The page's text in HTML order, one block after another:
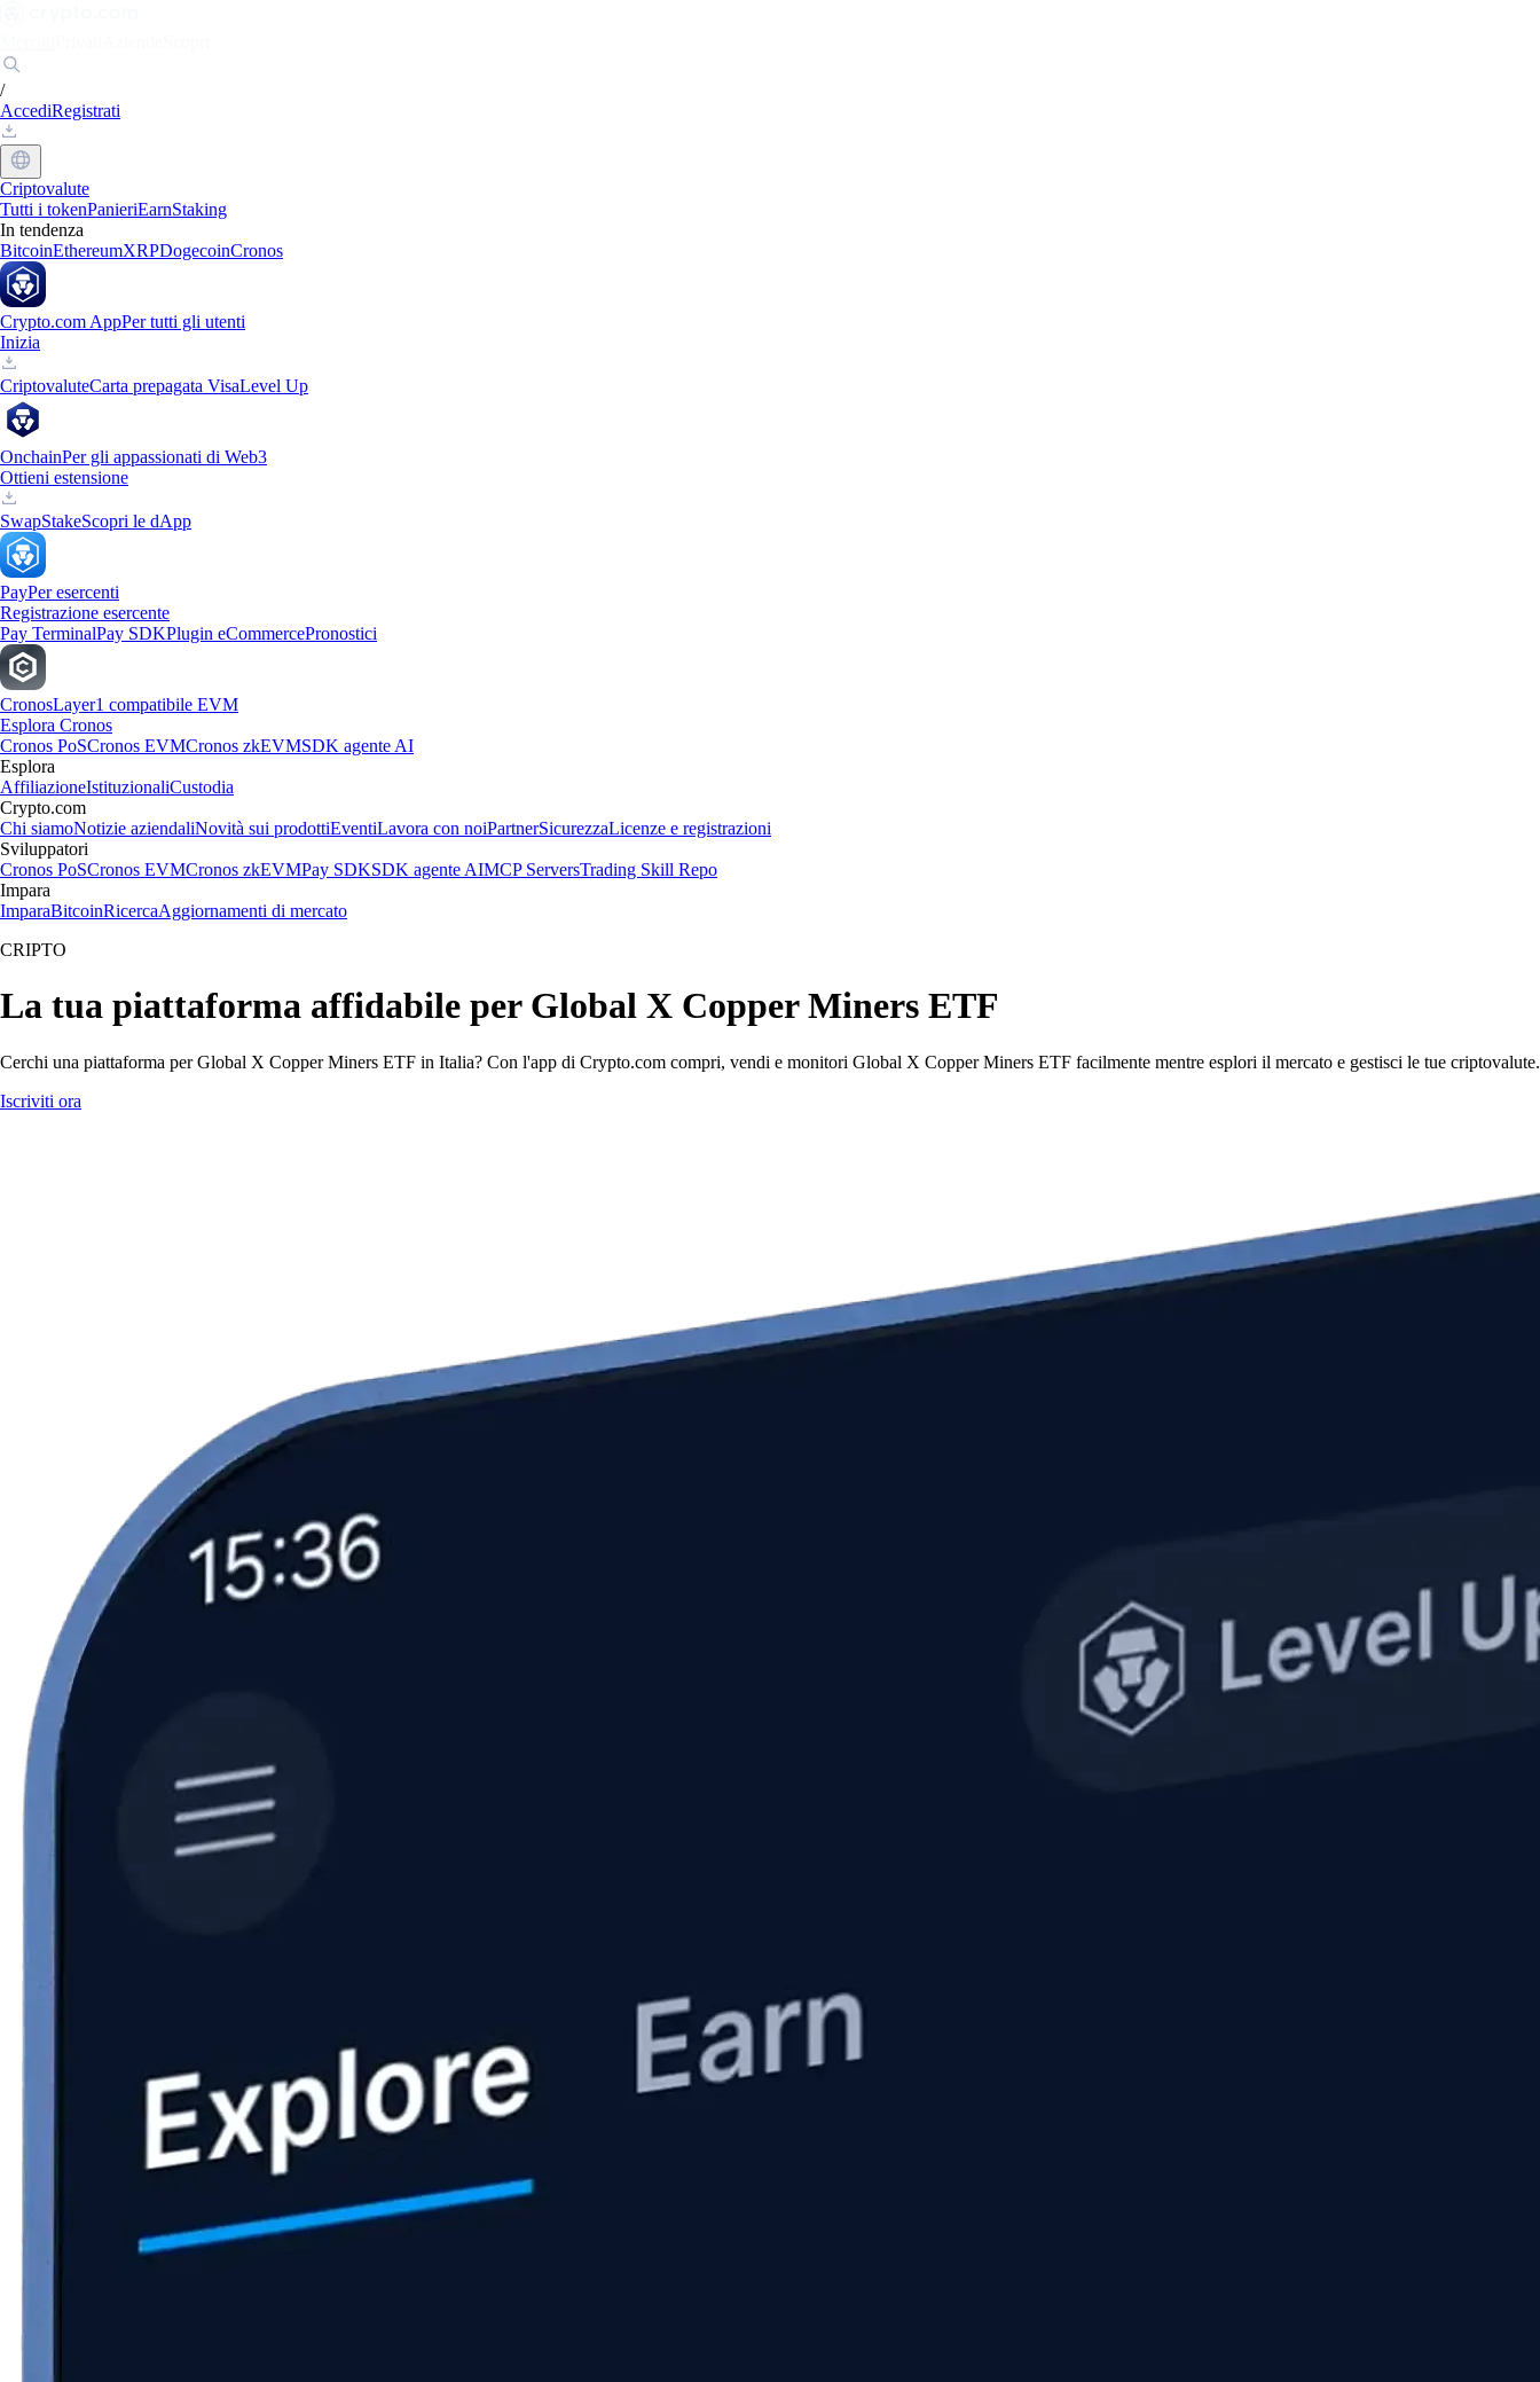
/
AccediRegistrati
Criptovalute
Tutti i tokenPanieriEarnStaking
In tendenza
BitcoinEthereumXRPDogecoinCronos
Crypto.com AppPer tutti gli utenti
Inizia
CriptovaluteCarta prepagata VisaLevel Up
OnchainPer gli appassionati di Web3
Ottieni estensione
SwapStakeScopri le dApp
PayPer esercenti
Registrazione esercente
Pay TerminalPay SDKPlugin eCommercePronostici
CronosLayer1 compatibile EVM
Esplora Cronos
Cronos PoSCronos EVMCronos zkEVMSDK agente AI
Esplora
AffiliazioneIstituzionaliCustodia
Crypto.com
Chi siamoNotizie aziendaliNovità sui prodottiEventiLavora con noiPartnerSicurezzaLicenze e registrazioni
Sviluppatori
Cronos PoSCronos EVMCronos zkEVMPay SDKSDK agente AIMCP ServersTrading Skill Repo
Impara
ImparaBitcoinRicercaAggiornamenti di mercato
CRIPTO
La tua piattaforma affidabile per Global X Copper Miners ETF
Cerchi una piattaforma per Global X Copper Miners ETF in Italia? Con l'app di Crypto.com compri, vendi e monitori Global X Copper Miners ETF facilmente mentre esplori il mercato e gestisci le tue criptovalute.
Iscriviti ora